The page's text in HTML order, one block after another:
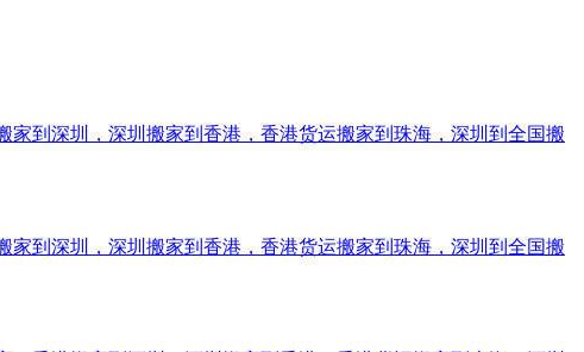
到深圳，深圳搬家到香港，香港货运搬家到珠海，深圳到全国搬
到深圳，深圳搬家到香港，香港货运搬家到珠海，深圳到全国搬